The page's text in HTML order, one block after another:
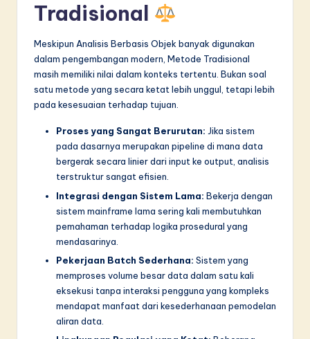
Tradisional
Meskipun Analisis Berbasis Objek banyak digunakan
dalam pengembangan modern, Metode Tradisional
masih memiliki nilai dalam konteks tertentu. Bukan soal
satu metode yang secara ketat lebih unggul, tetapi lebih
pada kesesuaian terhadap tujuan.
Proses yang Sangat Berurutan: Jika sistem
pada dasarnya merupakan pipeline di mana data
bergerak secara linier dari input ke output, analisis
terstruktur sangat efisien.
Integrasi dengan Sistem Lama: Bekerja dengan
sistem mainframe lama sering kali membutuhkan
pemahaman terhadap logika prosedural yang
mendasarinya.
Pekerjaan Batch Sederhana: Sistem yang
memproses volume besar data dalam satu kali
eksekusi tanpa interaksi pengguna yang kompleks
mendapat manfaat dari kesederhanaan pemodelan
aliran data.